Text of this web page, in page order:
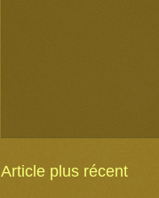
Article plus récent